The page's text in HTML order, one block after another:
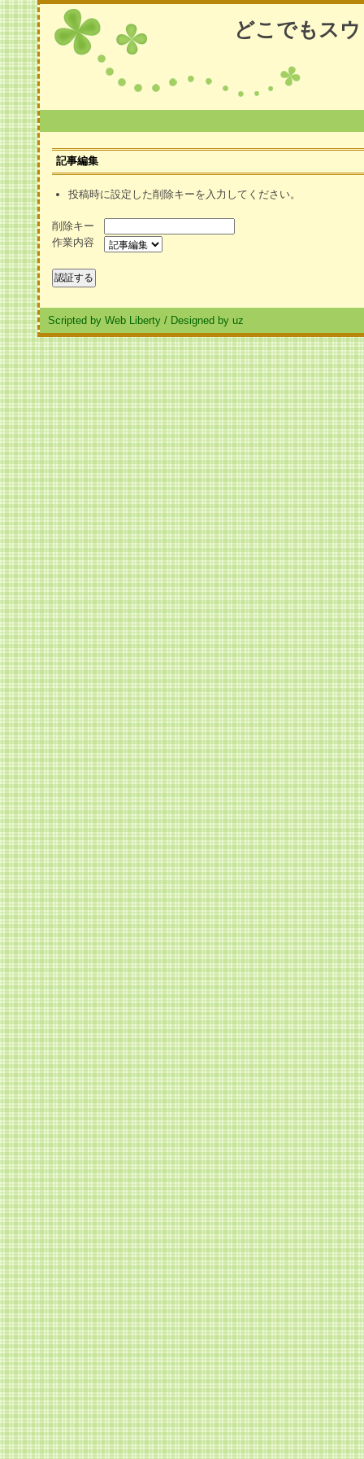
どこでもス
記事編集
投稿時に設定した削除キーを入力してください。
削除キー
作業内容
Scripted by Web Liberty / Designed by uz